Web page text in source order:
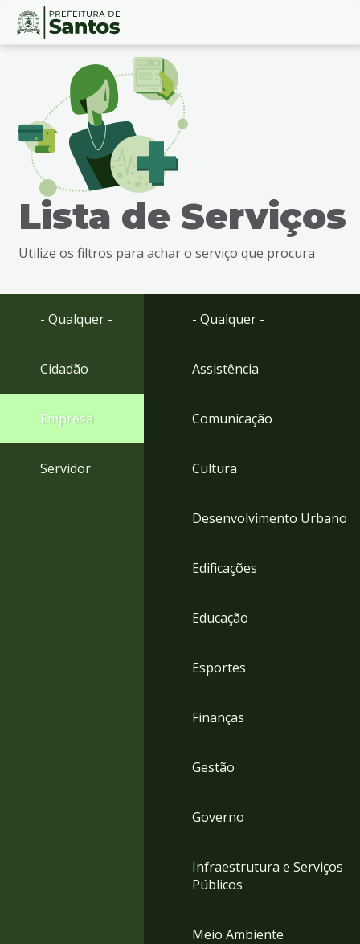
Ir
busca
Ir
Conteúdo
Lista de Serviços
Utilize os filtros para achar o serviço que procura
- Qualquer -
Cidadão
Empresa
Servidor
- Qualquer -
Assistência
Comunicação
Cultura
Desenvolvimento Urbano
Edificações
Educação
Esportes
Finanças
Gestão
Governo
Infraestrutura e Serviços
Públicos
Meio Ambiente